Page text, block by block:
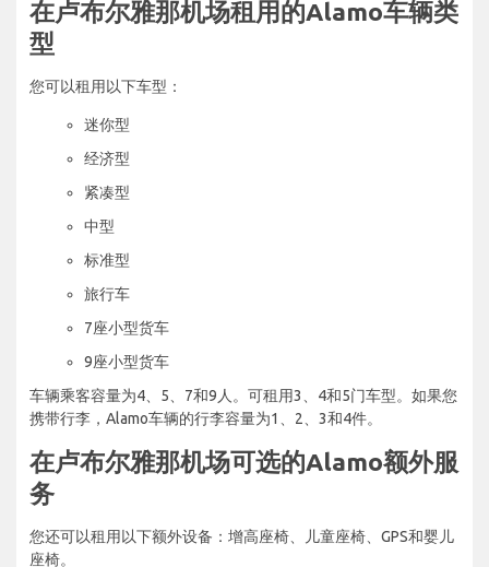
在卢布尔雅那机场租用的Alamo车辆类
型
您可以租用以下车型：
迷你型
经济型
紧凑型
中型
标准型
旅行车
7座小型货车
9座小型货车
车辆乘客容量为4、5、7和9人。可租用3、4和5门车型。如果您
携带行李，Alamo车辆的行李容量为1、2、3和4件。
在卢布尔雅那机场可选的Alamo额外服
务
您还可以租用以下额外设备：增高座椅、儿童座椅、GPS和婴儿
座椅。